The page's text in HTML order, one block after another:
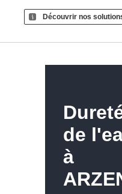
Découvrir nos
de
à